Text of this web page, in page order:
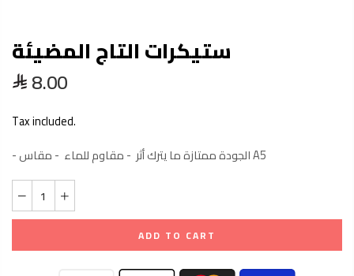
ستيكرات التاج المضيئة
8.00
Tax included.
- الجودة ممتازة ما يترك أثر - مقاوم للماء - مقاس A5
ADD TO CART